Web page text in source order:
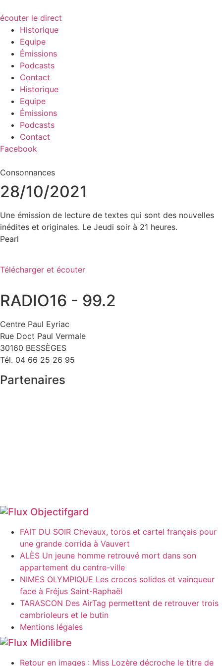
écouter le direct
Historique
Equipe
Émissions
Podcasts
Contact
Historique
Equipe
Émissions
Podcasts
Contact
Facebook
Consonnances
28/10/2021
Une émission de lecture de textes qui sont des nouvelles
inédites et originales. Le Jeudi soir à 21 heures.
Pearl
Télécharger et écouter
RADIO16 - 99.2
Centre Paul Eyriac
Rue Doct Paul Vermale
30160 BESSÈGES
Tél. 04 66 25 26 95
Partenaires
Objectifgard
FAIT DU SOIR Chevaux, toros et cartel français pour
une grande corrida à Vauvert
ALÈS Un jeune homme retrouvé mort dans son
appartement du centre-ville
NIMES OLYMPIQUE Les crocos solides et vainqueur
face à Fréjus Saint-Raphaël
TARASCON Des AirTag permettent de retrouver trois
cambrioleurs et le butin
Mentions légales
Midilibre
Retour en images : Miss Lozère décroche le titre de